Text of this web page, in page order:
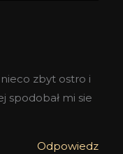
zbyt ostro i
spodobał mi sie
Odpowiedz